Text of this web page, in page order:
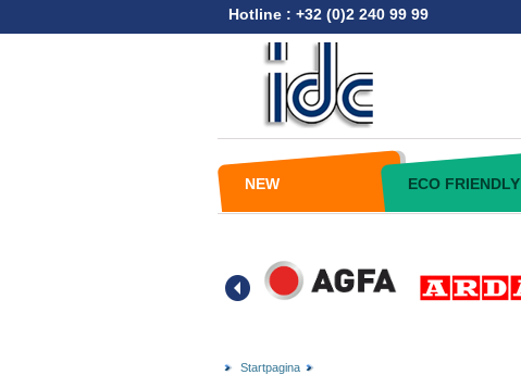
Hotline : +32 (0)2 240 99 99
NEW ECO FRIENDLY
Startpagina